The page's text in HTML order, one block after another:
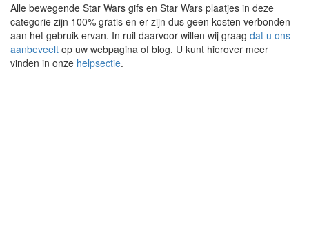
Alle bewegende Star Wars gifs en Star Wars plaatjes in deze
categorie zijn 100% gratis en er zijn dus geen kosten verbonden
aan het gebruik ervan. In ruil daarvoor willen wij graag dat u ons
aanbeveelt op uw webpagina of blog. U kunt hierover meer
vinden in onze helpsectie.